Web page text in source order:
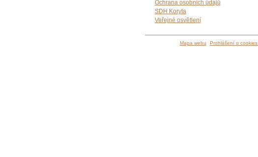
Ochrana osobních údajů
SDH Koryta
Veřejné osvětlení
Mapa webu Prohlášení o cookies